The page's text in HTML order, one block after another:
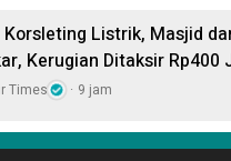
Korsleting Listrik, Masjid
Kerugian Ditaksir Rp400
Times 9 jam